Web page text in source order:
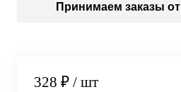
Принимаем заказы от
328 ₽ / шт